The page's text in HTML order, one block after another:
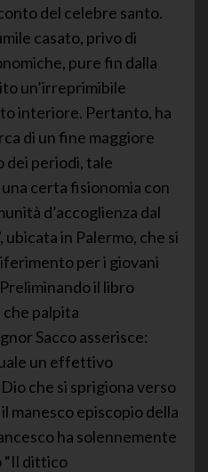
del celebre santo.
casato, privo di
pure fin dalla
un’irreprimibile
interiore. Pertanto, ha
di un fine maggiore
dei periodi, tale
certa fisionomia con
d’accoglienza dal
ubicata in Palermo, che si
per i giovani
il libro
palpita
Sacco asserisce:
un effettivo
che si sprigiona verso
manesco episcopio della
ha solennemente
“Il dittico